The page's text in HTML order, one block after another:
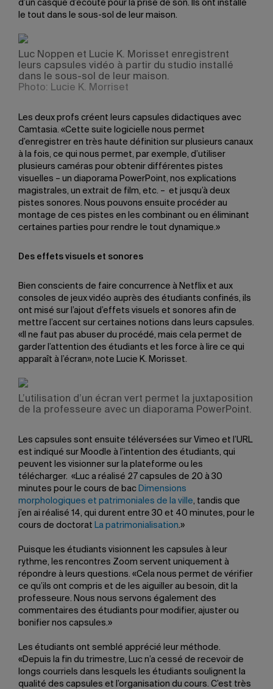
d’un casque d’écoute pour la prise de son. Ils ont installé
le tout dans le sous-sol de leur maison.
Luc Noppen et Lucie K. Morisset enregistrent
leurs capsules vidéo à partir du studio installé
dans le sous-sol de leur maison.
Photo: Lucie K. Morriset
Les deux profs créent leurs capsules didactiques avec
Camtasia. «Cette suite logicielle nous permet
d’enregistrer en très haute définition sur plusieurs canaux
à la fois, ce qui nous permet, par exemple, d’utiliser
plusieurs caméras pour obtenir différentes pistes
visuelles – un diaporama PowerPoint, nos explications
magistrales, un extrait de film, etc. – et jusqu’à deux
pistes sonores. Nous pouvons ensuite procéder au
montage de ces pistes en les combinant ou en éliminant
certaines parties pour rendre le tout dynamique.»
Des effets visuels et sonores
Bien conscients de faire concurrence à Netflix et aux
consoles de jeux vidéo auprès des étudiants confinés, ils
ont misé sur l’ajout d’effets visuels et sonores afin de
mettre l’accent sur certaines notions dans leurs capsules.
«Il ne faut pas abuser du procédé, mais cela permet de
garder l’attention des étudiants et les force à lire ce qui
apparaît à l’écran», note Lucie K. Morisset.
L’utilisation d’un écran vert permet la juxtaposition
de la professeure avec un diaporama PowerPoint.
Les capsules sont ensuite téléversées sur Vimeo et l’URL
est indiqué sur Moodle à l’intention des étudiants, qui
peuvent les visionner sur la plateforme ou les
télécharger. «Luc a réalisé 27 capsules de 20 à 30
minutes pour le cours de bac Dimensions
morphologiques et patrimoniales de la ville, tandis que
j’en ai réalisé 14, qui durent entre 30 et 40 minutes, pour le
cours de doctorat La patrimonialisation.»
Puisque les étudiants visionnent les capsules à leur
rythme, les rencontres Zoom servent uniquement à
répondre à leurs questions. «Cela nous permet de vérifier
ce qu’ils ont compris et de les aiguiller au besoin, dit la
professeure. Nous nous servons également des
commentaires des étudiants pour modifier, ajuster ou
bonifier nos capsules.»
Les étudiants ont semblé apprécié leur méthode.
«Depuis la fin du trimestre, Luc n’a cessé de recevoir de
longs courriels dans lesquels les étudiants soulignent la
qualité des capsules et l’organisation du cours. C’est très